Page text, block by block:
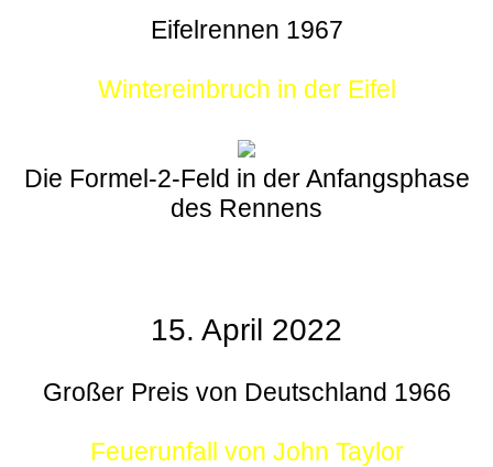
Eifelrennen 1967
Wintereinbruch in der Eifel
Die Formel-2-Feld in der Anfangsphase
des Rennens
15. April 2022
Großer Preis von Deutschland 1966
Feuerunfall von John Taylor